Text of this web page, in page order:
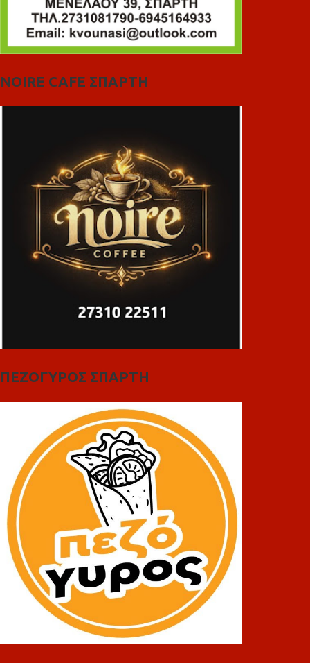
NOIRE CAFE ΣΠΑΡΤΗ
ΠΕΖΟΓΥΡΟΣ ΣΠΑΡΤΗ